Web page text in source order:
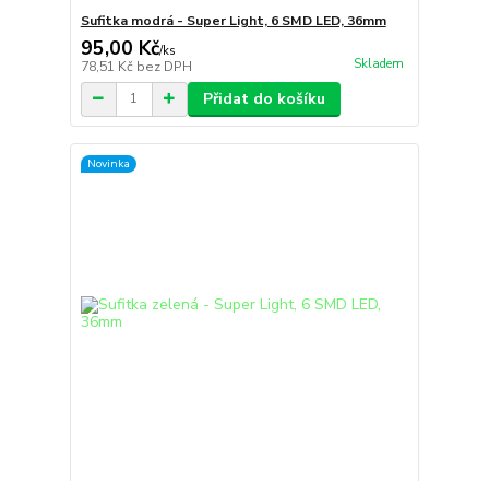
Sufitka modrá - Super Light, 6 SMD LED, 36mm
95,00 Kč/ks
78,51 Kč bez DPH Skladem
Přidat do košíku
Novinka